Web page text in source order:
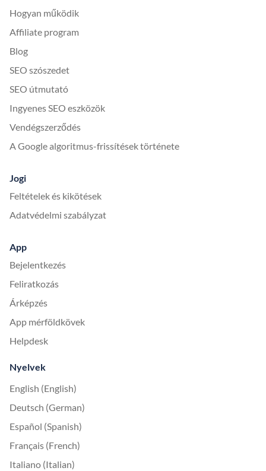
Hogyan működik
Affiliate program
Blog
SEO szószedet
SEO útmutató
Ingyenes SEO eszközök
Vendégszerződés
A Google algoritmus-frissítések története
Jogi
Feltételek és kikötések
Adatvédelmi szabályzat
App
Bejelentkezés
Feliratkozás
Árképzés
App mérföldkövek
Helpdesk
Nyelvek
English (English)
Deutsch (German)
Español (Spanish)
Français (French)
Italiano (Italian)